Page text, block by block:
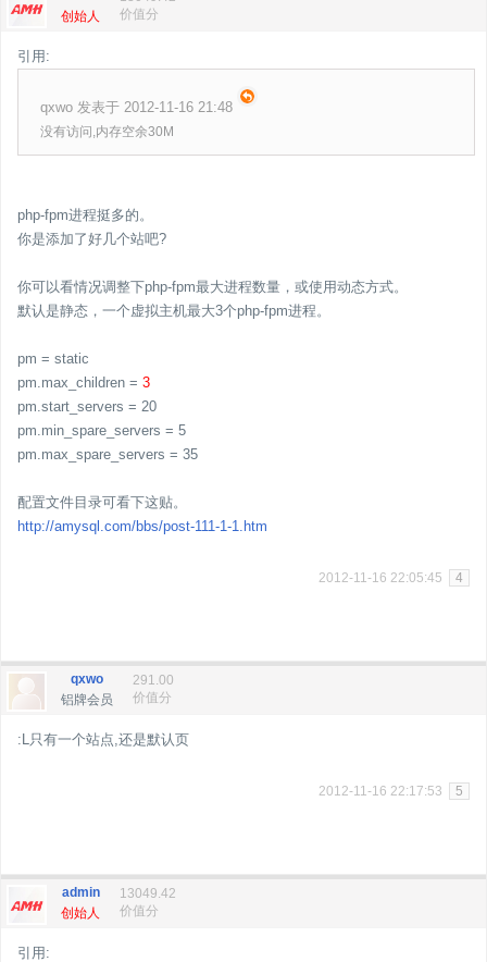
创始人
价值分
引用:
qxwo 发表于 2012-11-16 21:48
没有访问,内存空余30M
php-fpm进程挺多的。
你是添加了好几个站吧?
你可以看情况调整下php-fpm最大进程数量，或使用动态方式。
默认是静态，一个虚拟主机最大3个php-fpm进程。
pm = static
pm.max_children = 3
pm.start_servers = 20
pm.min_spare_servers = 5
pm.max_spare_servers = 35
配置文件目录可看下这贴。
http://amysql.com/bbs/post-111-1-1.htm
2012-11-16 22:05:45 4
qxwo
铝牌会员
291.00
价值分
:L只有一个站点,还是默认页
2012-11-16 22:17:53 5
admin
创始人
13049.42
价值分
引用: